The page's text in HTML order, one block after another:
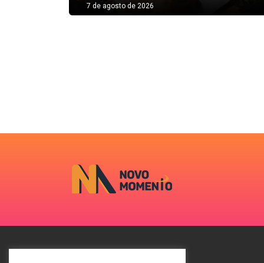
7 de agosto de 2026